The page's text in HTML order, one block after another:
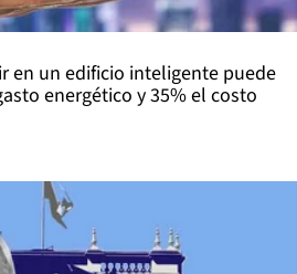
en un edificio inteligente puede
energético y 35% el costo